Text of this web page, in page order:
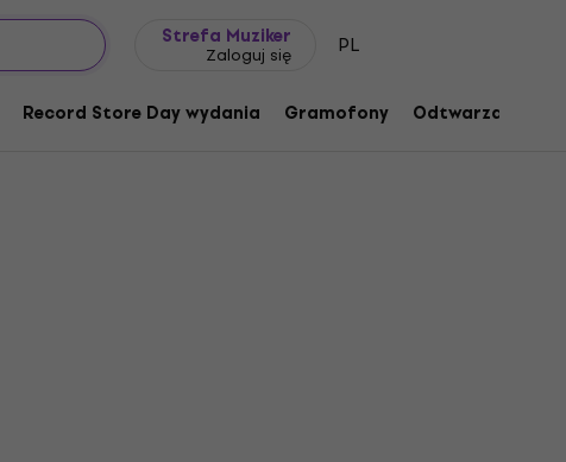
Strefa Muziker
Zaloguj się PL
Record Store Day wydania Gramofony Odtwarzacze